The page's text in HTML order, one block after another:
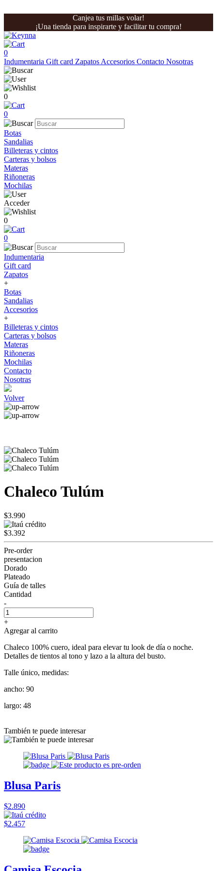
Canjea tus millas volar!
¡Una tienda para inspirarte y facilitar tu compra!
0
Indumentaria Gift card Zapatos Accesorios Contacto Nosotras
0
0
Botas
Sandalias
Billeteras y cintos
Carteras y bolsos
Materas
Riñoneras
Mochilas
Acceder
0
0
Indumentaria
Gift card
Zapatos
+
Botas
Sandalias
Accesorios
+
Billeteras y cintos
Carteras y bolsos
Materas
Riñoneras
Mochilas
Contacto
Nosotras
Volver
Chaleco Tulúm
$3.990
$3.392
Pre-order
presentacion
Dorado
Plateado
Guía de talles
Cantidad
-
+
Agregar al carrito
Chaleco 100% cuero, ideal para elevar tu look de día o noche.
Detalles de tientos al tono y lazo a la altura del busto.
Talle único, medidas:
ancho: 90
largo: 48
También te puede interesar
Blusa Paris
$2.890
$2.457